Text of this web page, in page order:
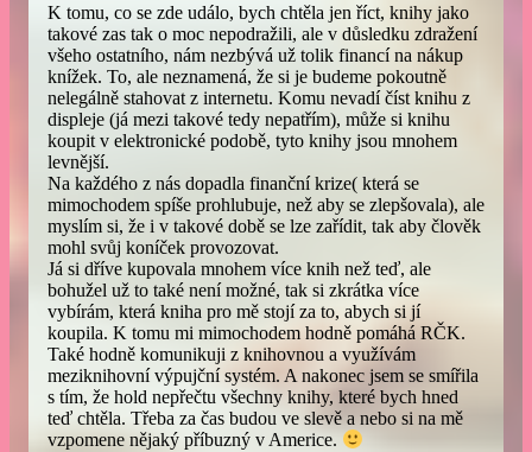
K tomu, co se zde událo, bych chtěla jen říct, knihy jako
takové zas tak o moc nepodražili, ale v důsledku zdražení
všeho ostatního, nám nezbývá už tolik financí na nákup
knížek. To, ale neznamená, že si je budeme pokoutně
nelegálně stahovat z internetu. Komu nevadí číst knihu z
displeje (já mezi takové tedy nepatřím), může si knihu
koupit v elektronické podobě, tyto knihy jsou mnohem
levnější.
Na každého z nás dopadla finanční krize( která se
mimochodem spíše prohlubuje, než aby se zlepšovala), ale
myslím si, že i v takové době se lze zařídit, tak aby člověk
mohl svůj koníček provozovat.
Já si dříve kupovala mnohem více knih než teď, ale
bohužel už to také není možné, tak si zkrátka více
vybírám, která kniha pro mě stojí za to, abych si jí
koupila. K tomu mi mimochodem hodně pomáhá RČK.
Také hodně komunikuji z knihovnou a využívám
meziknihovní výpujční systém. A nakonec jsem se smířila
s tím, že hold nepřečtu všechny knihy, které bych hned
teď chtěla. Třeba za čas budou ve slevě a nebo si na mě
vzpomene nějaký příbuzný v Americe.